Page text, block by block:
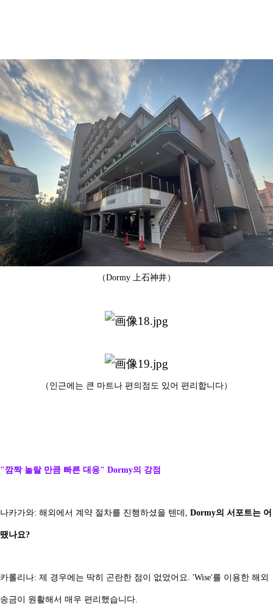
（Dormy 上石神井）
（인근에는 큰 마트나 편의점도 있어 편리합니다）
"깜짝 놀랄 만큼 빠른 대응" Dormy의 강점
나카가와: 해외에서 계약 절차를 진행하셨을 텐데, Dormy의 서포트는 어
땠나요?
카롤리나: 제 경우에는 딱히 곤란한 점이 없었어요. 'Wise'를 이용한 해외
송금이 원활해서 매우 편리했습니다.